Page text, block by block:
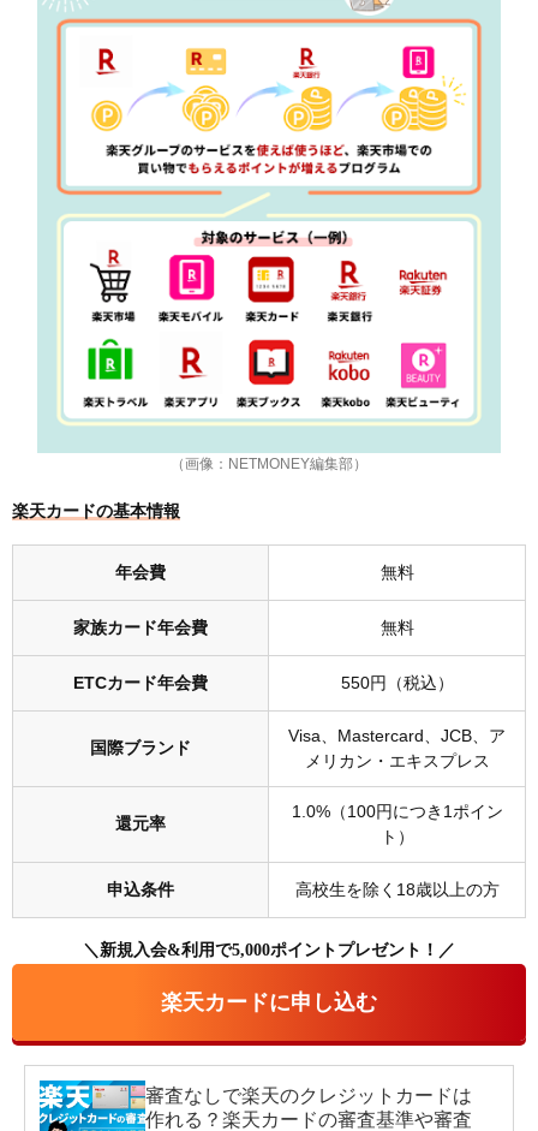
（画像：NETMONEY編集部）
楽天カードの基本情報
年会費 無料
家族カード年会費 無料
ETCカード年会費 550円（税込）
国際ブランド
Visa、Mastercard、JCB、ア
メリカン・エキスプレス
還元率
1.0%（100円につき1ポイン
ト）
申込条件 高校生を除く18歳以上の方
＼新規入会&利用で5,000ポイントプレゼント！／
楽天カードに申し込む
審査なしで楽天のクレジットカードは
作れる？楽天カードの審査基準や審査